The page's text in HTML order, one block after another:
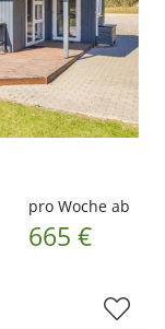
pro Woche ab
665 €